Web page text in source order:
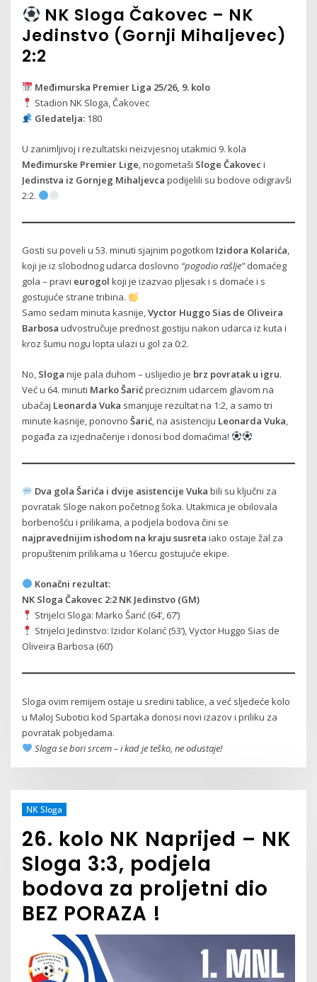
NK Sloga Čakovec – NK
Jedinstvo (Gornji Mihaljevec)
2:2
Međimurska Premier Liga 25/26, 9. kolo
Stadion NK Sloga, Čakovec
Gledatelja: 180
U zanimljivoj i rezultatski neizvjesnoj utakmici 9. kola
Međimurske Premier Lige , nogometaši Sloge Čakovec i
Jedinstva iz Gornjeg Mihaljevca podijelili su bodove odigravši
2:2.
Gosti su poveli u 53. minuti sjajnim pogotkom Izidora Kolarića,
koji je iz slobodnog udarca doslovno “pogodio rašlje”domaćeg
gola – pravi eurogol koji je izazvao pljesak i s domaće i s
gostujuće strane tribina.
Samo sedam minuta kasnije,Vyctor Huggo Sias de Oliveira
Barbosa udvostručuje prednost gostiju nakon udarca iz kuta i
kroz šumu nogu lopta ulazi u gol za 0:2.
No, Sloga nije pala duhom – uslijedio je brz povratak u igru.
Već u 64. minuti Marko Šarićpreciznim udarcem glavom na
ubačaj Leonarda Vuka smanjuje rezultat na 1:2, a samo tri
minute kasnije, ponovnoŠarić, na asistenciju Leonarda Vuka,
pogađa za izjednačenje i donosi bod domaćima!
Dva gola Šarića i dvije asistencije Vuka bili su ključni za
povratak Sloge nakon početnog šoka. Utakmica je obilovala
borbenošću i prilikama, a podjela bodova čini se
najpravednijim ishodom na kraju susreta iako ostaje žal za
propuštenim prilikama u 16ercu gostujuće ekipe.
Konačni rezultat:
NK Sloga Čakovec 2:2 NK Jedinstvo (GM)
Strijelci Sloga: Marko Šarić (64’, 67’)
Strijelci Jedinstvo: Izidor Kolarić (53’), Vyctor Huggo Sias de
Oliveira Barbosa (60’)
Sloga ovim remijem ostaje u sredini tablice, a već sljedeće kolo
u Maloj Subotici kod Spartaka donosi novi izazov i priliku za
povratak pobjedama.
Sloga se bori srcem – i kad je teško, ne odustaje!
NK Sloga
26. kolo NK Naprijed – NK
Sloga 3:3, podjela
bodova za proljetni dio
BEZ PORAZA !